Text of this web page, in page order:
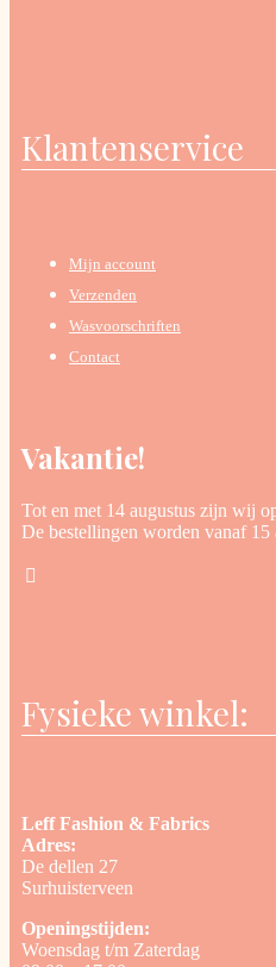
Klantenservice
Mijn account
Verzenden
Wasvoorschriften
Contact
Vakantie!
Tot en met 14 augustus zijn wij
De bestellingen worden vanaf 15
Fysieke winkel:
Leff Fashion & Fabrics
Adres:
De dellen 27
Surhuisterveen
Openingstijden:
Woensdag t/m Zaterdag